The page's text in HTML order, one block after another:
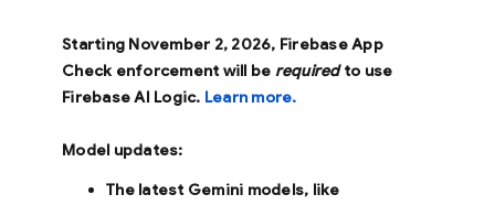
Starting November 2, 2026, Firebase App
Check enforcement will be requiredto use
Firebase AI Logic. Learn more.
Model updates:
The latest Gemini models, like